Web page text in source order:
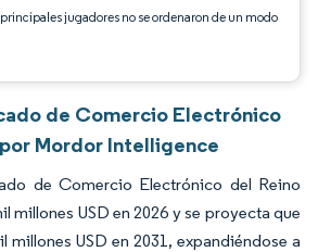
jugadores no se ordenaron de un modo
de Comercio Electrónico
Mordor Intelligence
de Comercio Electrónico del Reino
millones USD en 2026 y se proyecta que
millones USD en 2031, expandiéndose a